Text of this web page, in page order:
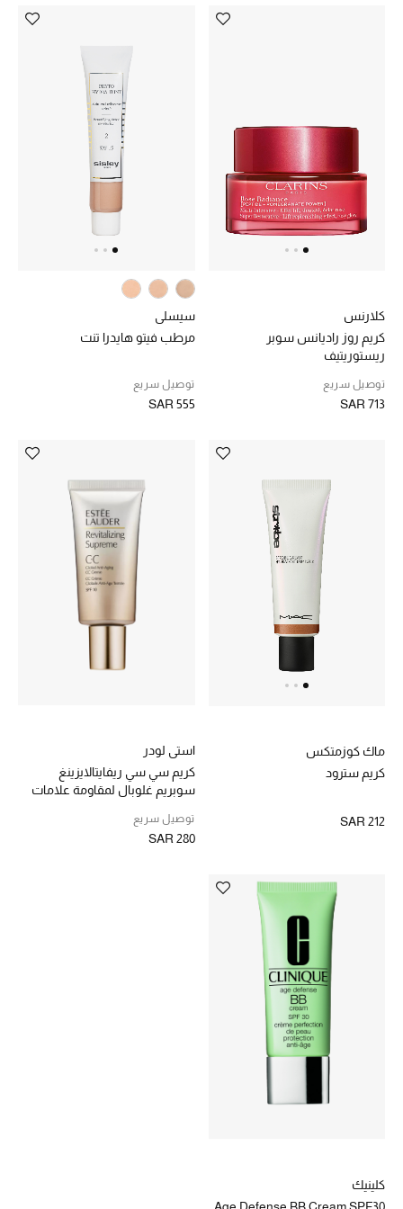
مستحضرات الاستحمام والعناية بالجسم
العناية بالشعر
الصحة والعافية
دليل مستلزمات الجمال
أبرز الماركات
الموسم الجديد
ركن أناقة المنتجعات
أبرز المصممين
جميع الملابس الرجالية
الأحذية الرجالية
جميع الإكسسورات الرجالية
حقائب رجالية
العناية الشخصية بالرجال
صُممت للرجال
كلارنس
كريم روز راديانس سوبر
ريستوريتيف
توصيل سريع
SAR 713
سيسلي
مرطب فيتو هايدرا تنت
توصيل سريع
SAR 555
ماك كوزمتكس
كريم سترود
SAR 212
استي لودر
كريم سي سي ريفايتالايزينغ
سوبريم غلوبال لمقاومة علامات
توصيل سريع
SAR 280
كلينيك